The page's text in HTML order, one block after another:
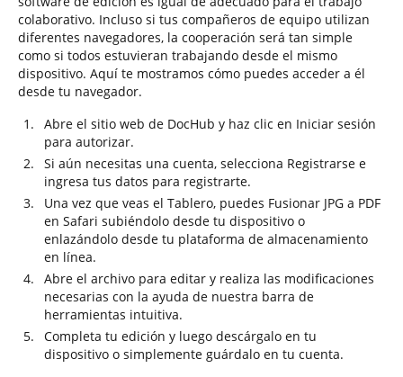
colaborativo. Incluso si tus compañeros de equipo utilizan
diferentes navegadores, la cooperación será tan simple
como si todos estuvieran trabajando desde el mismo
dispositivo. Aquí te mostramos cómo puedes acceder a él
desde tu navegador.
Abre el sitio web de DocHub y haz clic en Iniciar sesión
para autorizar.
Si aún necesitas una cuenta, selecciona Registrarse e
ingresa tus datos para registrarte.
Una vez que veas el Tablero, puedes Fusionar JPG a PDF
en Safari subiéndolo desde tu dispositivo o
enlazándolo desde tu plataforma de almacenamiento
en línea.
Abre el archivo para editar y realiza las modificaciones
necesarias con la ayuda de nuestra barra de
herramientas intuitiva.
Completa tu edición y luego descárgalo en tu
dispositivo o simplemente guárdalo en tu cuenta.